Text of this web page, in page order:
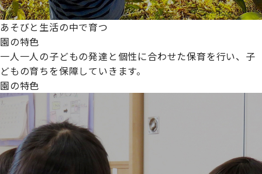
あそびと生活の中で育つ
園の特色
一人一人の子どもの発達と個性に合わせた保育を行い、子
どもの育ちを保障していきます。
園の特色